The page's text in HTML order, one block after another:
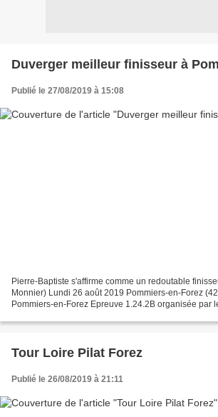
Duverger meilleur finisseur à
Publié le 27/08/2019 à 15:08
Pierre-Baptiste s'affirme comme un redoutable finisseur (Photo
Monnier) Lundi 26 août 2019 Pommiers-en-Forez
Pommiers-en-Forez Epreuve 1.24.2B organisée par
Tour Loire Pilat Forez
Publié le 26/08/2019 à 21:11